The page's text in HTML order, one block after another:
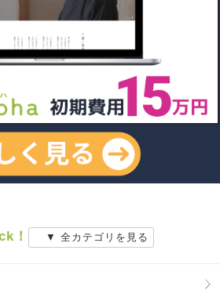
！
▼ 全カテゴリを見る